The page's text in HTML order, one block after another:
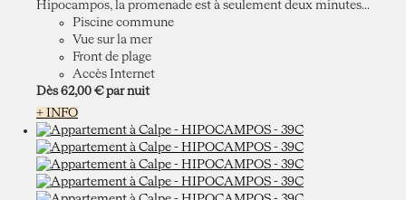
Hipocampos, la promenade est à seulement deux minutes...
Piscine commune
Vue sur la mer
Front de plage
Accès Internet
Dès 62,00 € par nuit
+ INFO